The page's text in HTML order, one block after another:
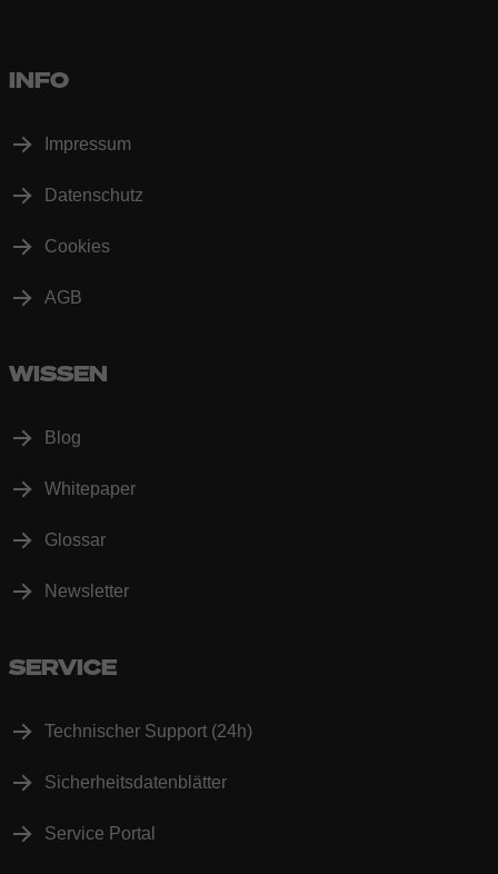
INFO
Impressum
Datenschutz
Cookies
AGB
WISSEN
Blog
Whitepaper
Glossar
Newsletter
SERVICE
Technischer Support (24h)
Sicherheitsdatenblätter
Service Portal